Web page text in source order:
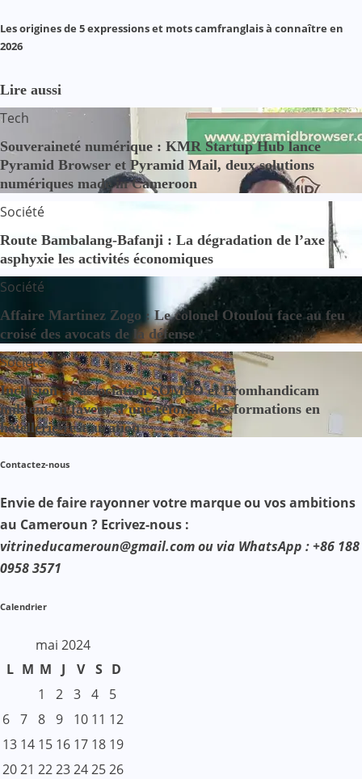
Les origines de 5 expressions et mots camfranglais à connaître en
2026
Lire aussi
Tech
Souveraineté numérique : KMR Startup Hub lance
Pyramid Browser et Pyramid Mail, deux solutions
numériques made in Cameroon
Société
Route Bambalang-Bafanji : La dégradation de l’axe
asphyxie les activités économiques
Société
Affaire Martinez Zogo : Le colonel Otoulou face au feu
croisé des avocats de la défense
Société
Inclusion : l’association SOMSO et Promhandicam
militent en faveur d’une réforme des formations en
hôtellerie-restauration
Contactez-nous
Envie de faire rayonner votre marque ou vos ambitions
au Cameroun ? Ecrivez-nous :
vitrineducameroun@gmail.com ou via WhatsApp : +86 188
0958 3571
Calendrier
mai 2024
L M M J V S D
1
2 3 4
5
6 7 8 9 10 11 12
13 14 15 16 17 18 19
2021 2223242526